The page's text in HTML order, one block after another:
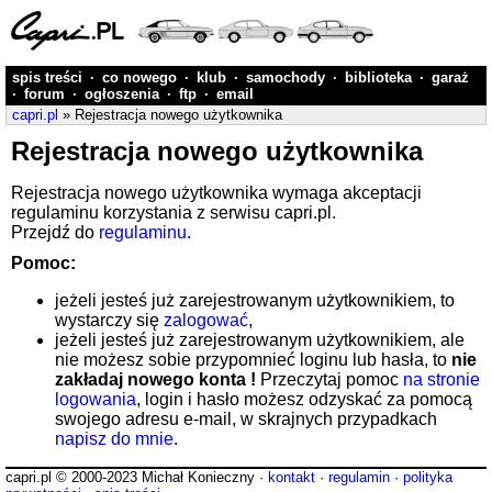
spis treści · co nowego · klub · samochody · biblioteka · garaż
· forum · ogłoszenia · ftp · email
capri.pl » Rejestracja nowego użytkownika
Rejestracja nowego użytkownika
Rejestracja nowego użytkownika wymaga akceptacji
regulaminu korzystania z serwisu capri.pl.
Przejdź do regulaminu.
Pomoc:
jeżeli jesteś już zarejestrowanym użytkownikiem, to
wystarczy się zalogować,
jeżeli jesteś już zarejestrowanym użytkownikiem, ale
nie możesz sobie przypomnieć loginu lub hasła, to nie
zakładaj nowego konta ! Przeczytaj pomoc na stronie
logowania, login i hasło możesz odzyskać za pomocą
swojego adresu e-mail, w skrajnych przypadkach
napisz do mnie.
capri.pl © 2000-2023 Michał Konieczny · kontakt · regulamin · polityka